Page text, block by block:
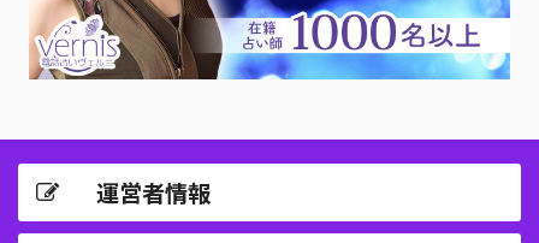
運営者情報